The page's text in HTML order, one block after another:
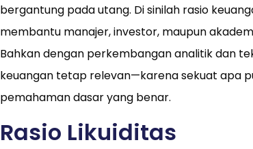
bergantung pada utang. Di sinilah rasio
membantu manajer, investor, maupun
Bahkan dengan perkembangan analitik dan
keuangan tetap relevan—karena sekuat apa
pemahaman dasar yang benar.
Rasio Likuiditas